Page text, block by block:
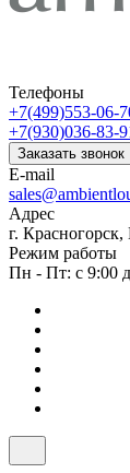
Телефоны
+7(499)553-06-
+7(930)036-83-
Заказать звонок
E-mail
Адрес
г.
Режим работы
Пн - Пт: с 9:00